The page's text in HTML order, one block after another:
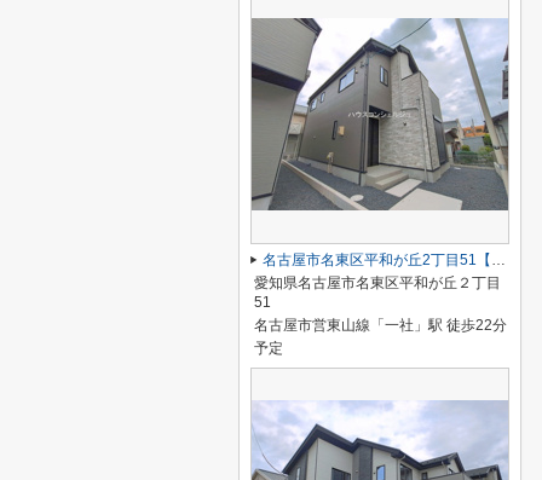
名古屋市名東区平和が丘2丁目51【仲介手数料無料】新築一戸建て 2号棟
愛知県名古屋市名東区平和が丘２丁目
51
名古屋市営東山線「一社」駅 徒歩22分
予定